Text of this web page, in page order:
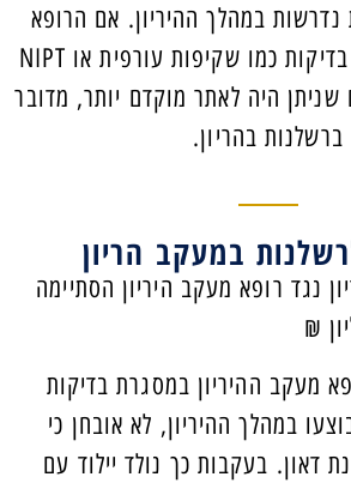
נדרשות במהלך ההיריון. אם הרופא
נמנע מלהסביר על בדיקות כמו שקיפות עורפית או NIPT
שניתן היה לאתר מוקדם יותר, מדובר
ברשלנות בהריון.
במעקב הריון
נגד רופא מעקב היריון הסתיימה
מעקב ההיריון במסגרת בדיקות
במהלך ההיריון, לא אובחן כי
דאון. בעקבות כך נולד יילוד עם